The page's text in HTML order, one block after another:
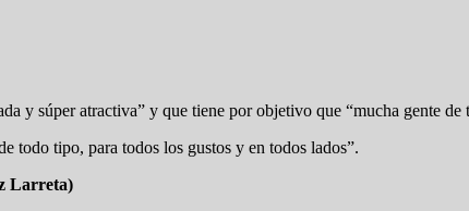
y súper atractiva” y que tiene por objetivo que “mucha gente
todo tipo, para todos los gustos y en todos lados”.
Larreta)